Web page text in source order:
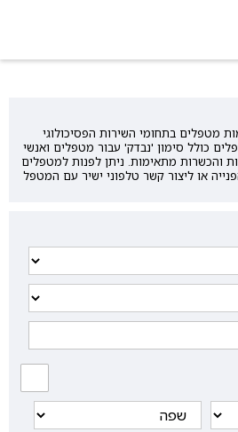
מטפלים בתחומי השירות הפסיכולוגי
כולל סימון 'נבדק' עבור מטפלים ואנשי
והכשרות מתאימות. ניתן לפנות למטפלים
או ליצור קשר טלפוני ישיר עם המטפל